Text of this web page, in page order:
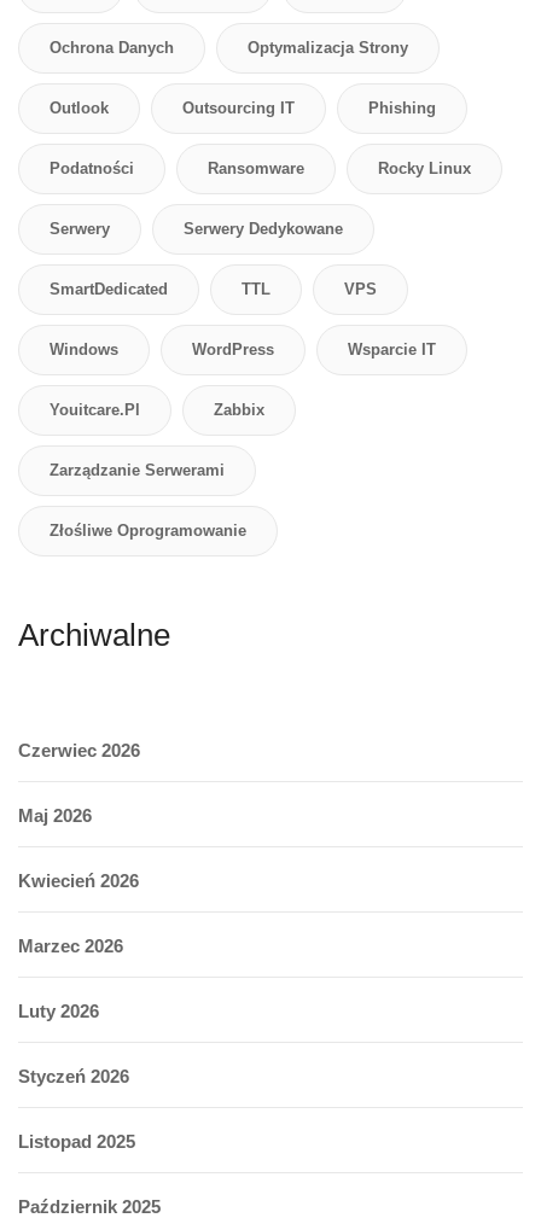
Ochrona Danych Optymalizacja Strony
Outlook Outsourcing IT Phishing
Podatności Ransomware Rocky Linux
Serwery Serwery Dedykowane
SmartDedicated TTL VPS
Windows WordPress Wsparcie IT
Youitcare.pl Zabbix
Zarządzanie Serwerami
Złośliwe Oprogramowanie
Archiwalne
Czerwiec 2026
Maj 2026
Kwiecień 2026
Marzec 2026
Luty 2026
Styczeń 2026
Listopad 2025
Październik 2025